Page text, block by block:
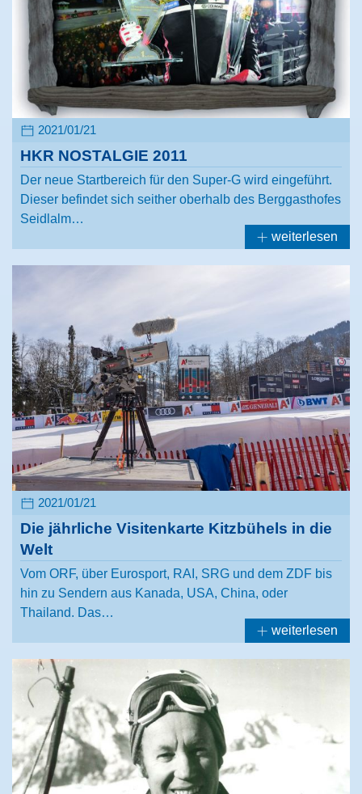
2021/01/21
HKR NOSTALGIE 2011
Der neue Startbereich für den Super-G wird eingeführt.
Dieser befindet sich seither oberhalb des Berggasthofes
Seidlalm…
weiterlesen
2021/01/21
Die jährliche Visitenkarte Kitzbühels in die
Welt
Vom ORF, über Eurosport, RAI, SRG und dem ZDF bis
hin zu Sendern aus Kanada, USA, China, oder
Thailand. Das…
weiterlesen